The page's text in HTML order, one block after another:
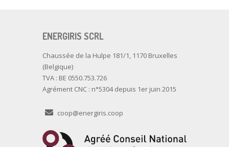
ENERGIRIS SCRL
Chaussée de la Hulpe 181/1, 1170 Bruxelles
(Belgique)
TVA : BE 0550.753.726
Agrément CNC : n°5304 depuis 1er juin 2015
coop@energiris.coop